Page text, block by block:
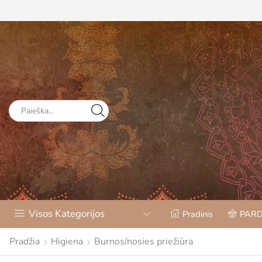
Visos Kategorijos Pradinis
Pradžia Higiena Burnos/nosies priežiūra